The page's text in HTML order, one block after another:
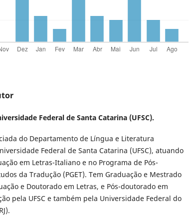
Federal de Santa Catarina (UFSC).
do Departamento de Língua e Literatura
Federal de Santa Catarina (UFSC), atuando
em Letras-Italiano e no Programa de Pós-
da Tradução (PGET). Tem Graduação e Mestrado
e Doutorado em Letras, e Pós-doutorado em
pela UFSC e também pela Universidade Federal do